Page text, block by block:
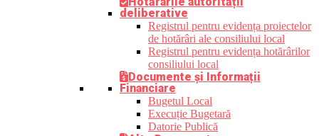
deliberative
Registrul pentru evidența proiectelor
de hotărâri ale consiliului local
Registrul pentru evidența hotărârilor
consiliului local
Documente și Informații
Financiare
Bugetul Local
Execuție Bugetară
Datorie Publică